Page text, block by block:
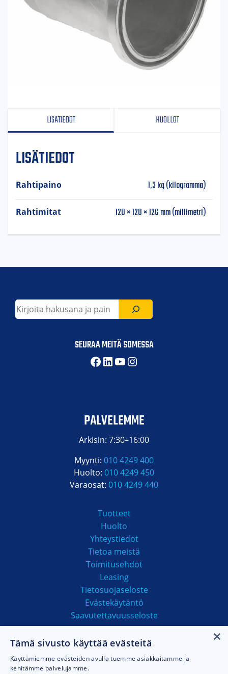
LISÄTIEDOT HUOLLOT
LISÄTIEDOT
Rahtipaino 1,3 kg (kilogramma)
Rahtimitat 120 × 120 × 126 mm (millimetri)
Etsi
SEURAA MEITÄ SOMESSA
Facebook
LinkedIn
YouTube
Instagram
PALVELEMME
Arkisin: 7:30–16:00
Myynti: 010 4249 400
Huolto: 010 4249 450
Varaosat: 010 4249 440
Tuotteet
Huolto
Yhteystiedot
Tietoa meistä
Toimitusehdot
Leasing
Tietosuojaseloste
Evästekäytäntö
Saavutettavuusseloste
MAKSUTAVAT
×
Tämä sivusto käyttää evästeitä
Käyttämiemme evästeiden avulla tuemme asiakkaitamme ja
kehitämme palvelujamme.